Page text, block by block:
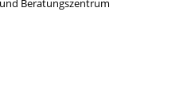
Beratungszentrum